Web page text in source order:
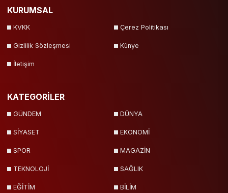
KURUMSAL
KVKK Çerez Politikası
Gizlilik Sözleşmesi Künye
İletişim
KATEGORİLER
GÜNDEM DÜNYA
SİYASET EKONOMİ
SPOR MAGAZİN
TEKNOLOJİ SAĞLIK
EĞİTİM BİLİM